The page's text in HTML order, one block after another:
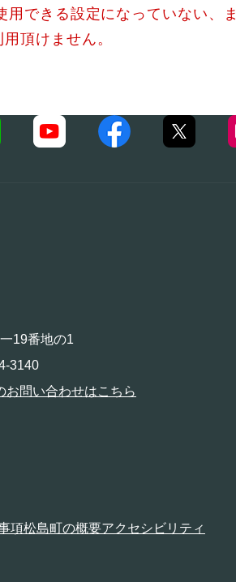
できる設定になっていない、
頂けません。
19番地の1
3140
お問い合わせはこちら
項松島町の概要アクセシビリティ